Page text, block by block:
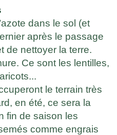
dans le sol (et
après le passage
de nettoyer la terre.
Ce sont les lentilles,
le terrain très
en été, ce sera la
fin de saison les
comme engrais